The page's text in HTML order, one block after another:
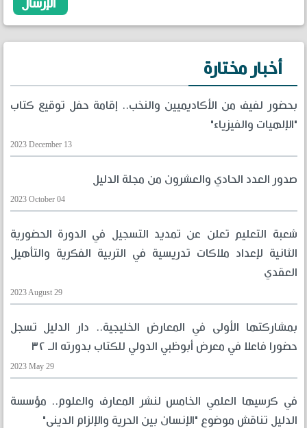
أخبار مختارة
بحضور لفيف من الأكاديميين والنخب.. إقامة حفل توقيع كتاب
"الإلهيات والفيزياء"
2023 December 13
صدور العدد الحادي والعشرون من مجلة الدليل
2023 October 04
شعبة التعليم تعلن عن تمديد التسجيل في الدورة الحضورية
الثانية لإعداد ملاكات تدريسية في التربية الفكرية والتأهيل
العقدي
2023 August 29
بمشاركتها الأولى في المعارض الخليجية.. دار الدليل تسجل
حضورا فاعلا في معرض أبوظبي الدولي للكتاب بدورته الـ ٣٢
2023 May 29
في كرسيها العلمي الخامس لنشر المعارف والعلوم.. مؤسسة
الدليل تناقش موضوع "الإنسان بين الحرية والإلزام الديني"